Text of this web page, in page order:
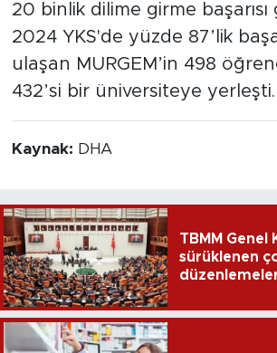
20 binlik dilime girme başarısı
2024 YKS'de yüzde 87’lik
ulaşan MURGEM’in 498
432’si bir üniversiteye yerleşti.
Kaynak: DHA
TBMM Genel
sürüklenen
edildi